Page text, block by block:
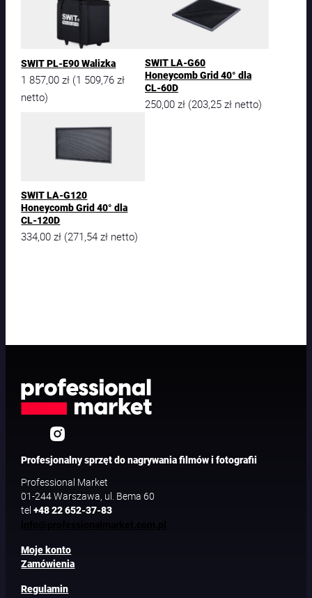
SWIT PL-E90 Walizka
1 857,00zł (1 509,76zł
netto)
SWIT LA-G60
Honeycomb Grid 40° dla
CL-60D
250,00 zł (203,25 zł netto)
SWIT LA-G120
Honeycomb Grid 40° dla
CL-120D
334,00zł (271,54zł netto)
Profesjonalny sprzęt do nagrywania filmów i fotografii
Professional Market
01-244 Warszawa, ul. Bema 60
tel+48 22 652-37-83
Moje konto
Zamówienia
Regulamin